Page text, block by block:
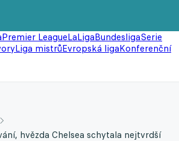
Premier LeagueLaLigaBundesligaSerie
Liga mistrůEvropská ligaKonferenční
hvězda Chelsea schytala nejtvrdší